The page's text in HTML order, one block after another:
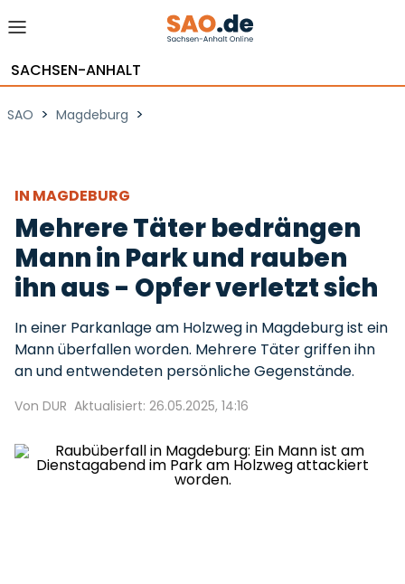
SACHSEN-ANHALT
SAO > Magdeburg >
IN MAGDEBURG
Mehrere Täter bedrängen
Mann in Park und rauben
ihn aus - Opfer verletzt sich
In einer Parkanlage am Holzweg in Magdeburg ist ein
Mann überfallen worden. Mehrere Täter griffen ihn
an und entwendeten persönliche Gegenstände.
Von DUR Aktualisiert: 26.05.2025, 14:16